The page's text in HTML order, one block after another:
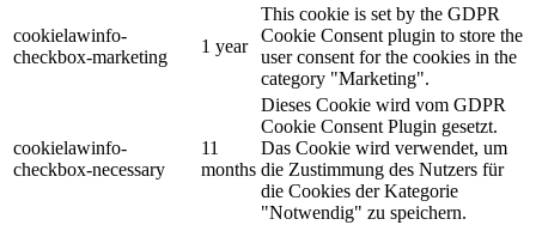
cookielawinfo-
checkbox-marketing
1 year
This cookie is set by the GDPR
Cookie Consent plugin to store the
user consent for the cookies in the
category "Marketing".
cookielawinfo-
checkbox-necessary
11
months
Dieses Cookie wird vom GDPR
Cookie Consent Plugin gesetzt.
Das Cookie wird verwendet, um
die Zustimmung des Nutzers für
die Cookies der Kategorie
"Notwendig" zu speichern.